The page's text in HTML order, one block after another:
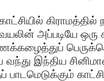
கிராமத்தில்
அப்படியே ஒரு
இந்திய